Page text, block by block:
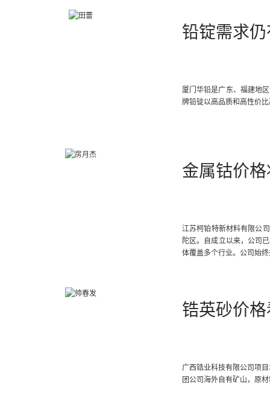
铅锭需求
厦门华铅是广东、福建地
牌铅锭以高品质和高性价
金属钴价
江苏柯铂特新材料有限公
陀区。自成立以来，公司
体覆盖多个行业。公司始
锆英砂价
广西锆业科技有限公司项
团公司海外自有矿山，原